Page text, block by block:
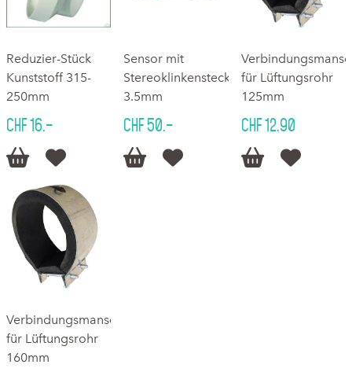
Reduzier-Stück
Kunststoff 315-
250mm
CHF 16.–
 
Sensor mit
Stereoklinkenstecker
3.5mm
CHF 50.–
 
für Lüftungsrohr
125mm
CHF 12.90
 
Verbindungsmanschette
für Lüftungsrohr
160mm